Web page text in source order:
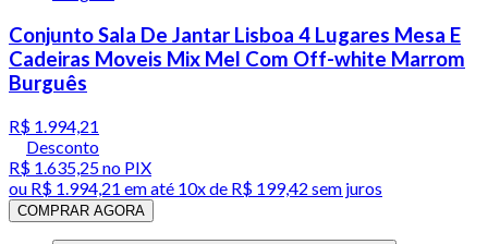
Conjunto Sala De Jantar Lisboa 4 Lugares Mesa E
Cadeiras Moveis Mix Mel Com Off-white Marrom
Burguês
R$ 1.994,21
Desconto
R$ 1.635,25no PIX
ou R$ 1.994,21 em até 10x de R$ 199,42 sem juros
COMPRAR AGORA